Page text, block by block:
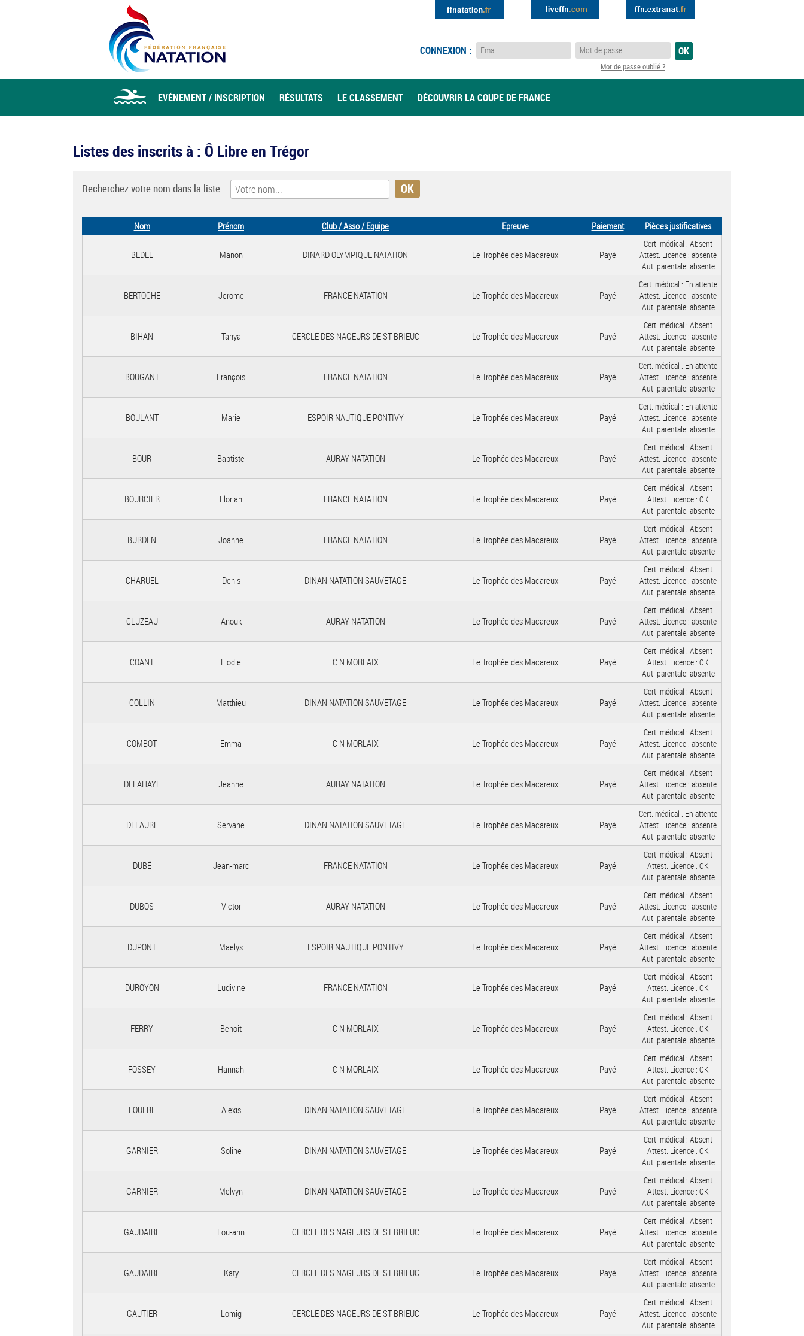
CONNEXION :
Mot de passe oublié ?
EVÉNEMENT / INSCRIPTION RÉSULTATS LE CLASSEMENT DÉCOUVRIR LA COUPE DE FRANCE
Listes des inscrits à : Ô Libre en Trégor
Recherchez votre nom dans la liste :
Nom Prénom Club / Asso / Equipe Epreuve Paiement Pièces justificatives
BEDEL Manon DINARD OLYMPIQUE NATATION Le Trophée des Macareux Payé
Cert. médical : Absent
Attest. Licence : absente
Aut. parentale: absente
BERTOCHE Jerome FRANCE NATATION Le Trophée des Macareux Payé
Cert. médical : En attente
Attest. Licence : absente
Aut. parentale: absente
BIHAN Tanya CERCLE DES NAGEURS DE ST BRIEUC Le Trophée des Macareux Payé
Cert. médical : Absent
Attest. Licence : absente
Aut. parentale: absente
BOUGANT François FRANCE NATATION Le Trophée des Macareux Payé
Cert. médical : En attente
Attest. Licence : absente
Aut. parentale: absente
BOULANT Marie ESPOIR NAUTIQUE PONTIVY Le Trophée des Macareux Payé
Cert. médical : En attente
Attest. Licence : absente
Aut. parentale: absente
BOUR Baptiste AURAY NATATION Le Trophée des Macareux Payé
Cert. médical : Absent
Attest. Licence : absente
Aut. parentale: absente
BOURCIER Florian FRANCE NATATION Le Trophée des Macareux Payé
Cert. médical : Absent
Attest. Licence : OK
Aut. parentale: absente
BURDEN Joanne FRANCE NATATION Le Trophée des Macareux Payé
Cert. médical : Absent
Attest. Licence : absente
Aut. parentale: absente
CHARUEL Denis DINAN NATATION SAUVETAGE Le Trophée des Macareux Payé
Cert. médical : Absent
Attest. Licence : absente
Aut. parentale: absente
CLUZEAU Anouk AURAY NATATION Le Trophée des Macareux Payé
Cert. médical : Absent
Attest. Licence : absente
Aut. parentale: absente
COANT Elodie C N MORLAIX Le Trophée des Macareux Payé
Cert. médical : Absent
Attest. Licence : OK
Aut. parentale: absente
COLLIN Matthieu DINAN NATATION SAUVETAGE Le Trophée des Macareux Payé
Cert. médical : Absent
Attest. Licence : absente
Aut. parentale: absente
COMBOT Emma C N MORLAIX Le Trophée des Macareux Payé
Cert. médical : Absent
Attest. Licence : absente
Aut. parentale: absente
DELAHAYE Jeanne AURAY NATATION Le Trophée des Macareux Payé
Cert. médical : Absent
Attest. Licence : absente
Aut. parentale: absente
DELAURE Servane DINAN NATATION SAUVETAGE Le Trophée des Macareux Payé
Cert. médical : En attente
Attest. Licence : absente
Aut. parentale: absente
DUBÉ Jean-marc FRANCE NATATION Le Trophée des Macareux Payé
Cert. médical : Absent
Attest. Licence : OK
Aut. parentale: absente
DUBOS Victor AURAY NATATION Le Trophée des Macareux Payé
Cert. médical : Absent
Attest. Licence : absente
Aut. parentale: absente
DUPONT Maëlys ESPOIR NAUTIQUE PONTIVY Le Trophée des Macareux Payé
Cert. médical : Absent
Attest. Licence : absente
Aut. parentale: absente
DUROYON Ludivine FRANCE NATATION Le Trophée des Macareux Payé
Cert. médical : Absent
Attest. Licence : OK
Aut. parentale: absente
FERRY Benoit C N MORLAIX Le Trophée des Macareux Payé
Cert. médical : Absent
Attest. Licence : OK
Aut. parentale: absente
FOSSEY Hannah C N MORLAIX Le Trophée des Macareux Payé
Cert. médical : Absent
Attest. Licence : OK
Aut. parentale: absente
FOUERE Alexis DINAN NATATION SAUVETAGE Le Trophée des Macareux Payé
Cert. médical : Absent
Attest. Licence : absente
Aut. parentale: absente
GARNIER Soline DINAN NATATION SAUVETAGE Le Trophée des Macareux Payé
Cert. médical : Absent
Attest. Licence : OK
Aut. parentale: absente
GARNIER Melvyn DINAN NATATION SAUVETAGE Le Trophée des Macareux Payé
Cert. médical : Absent
Attest. Licence : OK
Aut. parentale: absente
GAUDAIRE Lou-ann CERCLE DES NAGEURS DE ST BRIEUC Le Trophée des Macareux Payé
Cert. médical : Absent
Attest. Licence : absente
Aut. parentale: absente
GAUDAIRE Katy CERCLE DES NAGEURS DE ST BRIEUC Le Trophée des Macareux Payé
Cert. médical : Absent
Attest. Licence : absente
Aut. parentale: absente
GAUTIER Lomig CERCLE DES NAGEURS DE ST BRIEUC Le Trophée des Macareux Payé
Cert. médical : Absent
Attest. Licence : absente
Aut. parentale: absente